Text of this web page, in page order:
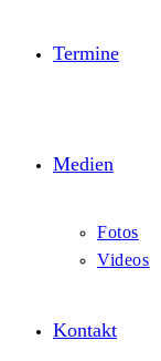
Termine
Medien
Fotos
Videos
Kontakt